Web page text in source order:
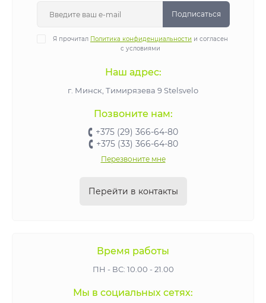
Подписаться
Я прочитал Политика конфиденциальности и согласен
с условиями
Наш адрес:
г. Минск, Тимирязева 9 Stelsvelo
Позвоните нам:
+375 (29) 366-64-80
+375 (33) 366-64-80
Перезвоните мне
Перейти в контакты
Время работы
ПН - ВС: 10.00 - 21.00
Мы в социальных сетях: